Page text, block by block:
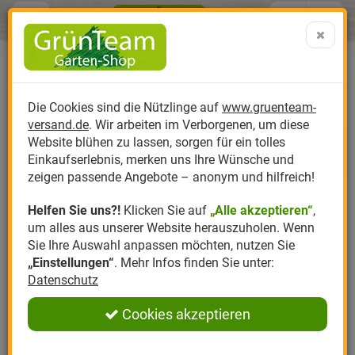
Produktkatalog
Anzucht
Dünger
Erde
Kompost
Pflanzenstärkung
Nützlinge Nützlinge gegen
Nützlingsarten
Nützlingsförderung
Nützlingszubehör
Hersteller
Biplantol
Felco
Gloria
Greenfield
Romberg
Themenwelt
Gemüsegarten
Rasen
Rosen
Ziergarten
Kräutergarten
Ratgeber
Aktuelle Themen
Schädlinge aktuell
Angebote
Sparsets / Set-
Angebote
0 ARTIKEL IM WARENKORB
Ergebnisse (23 ) Fertig
Hersteller Filter
Menü Search
Flüssigdünger
FLÜSSIGDÜNGER GÜNSTIG
KAUFEN
OrganischeFlüssigdünger
alle Zimmerpflanzen (für Hydrokultur ungeeignet!),
Topfpflanzen und Kübelpflanzen. Die rein natürlichen
Die Cookies sind die Nützlinge auf www.gruenteam-
versand.de. Wir arbeiten im Verborgenen, um diese
Website blühen zu lassen, sorgen für ein tolles
Einkaufserlebnis, merken uns Ihre Wünsche und
zeigen passende Angebote – anonym und hilfreich!
Helfen Sie uns?! Klicken Sie auf „Alle akzeptieren“,
um alles aus unserer Website herauszuholen. Wenn
Sie Ihre Auswahl anpassen möchten, nutzen Sie
„Einstellungen“. Mehr Infos finden Sie unter:
Datenschutz
Cookies akzeptieren